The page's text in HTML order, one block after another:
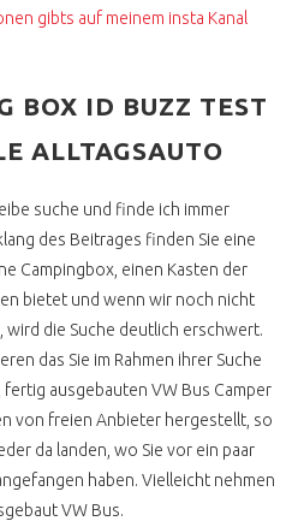
gibts auf meinem insta Kanal
BOX ID BUZZ TEST
ALLTAGSAUTO
suche und finde ich immer
des Beitrages finden Sie eine
Campingbox, einen Kasten der
bietet und wenn wir noch nicht
wird die Suche deutlich erschwert.
das Sie im Rahmen ihrer Suche
ausgebauten VW Bus Camper
von freien Anbieter hergestellt, so
da landen, wo Sie vor ein paar
haben. Vielleicht nehmen
VW Bus.